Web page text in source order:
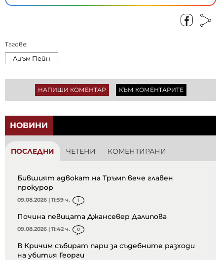
Тагове:
Лиъм Пейн
НАПИШИ КОМЕНТАР КЪМ КОМЕНТАРИТЕ
НОВИНИ
ПОСЛЕДНИ ЧЕТЕНИ КОМЕНТИРАНИ
Бившият адвокат на Тръмп вече главен
прокурор
09.08.2026 | 11:59 ч. 1
Почина певицата Джансевер Далипова
09.08.2026 | 11:42 ч. 0
В Кричим събират пари за съдебните разходи
на убития Георги